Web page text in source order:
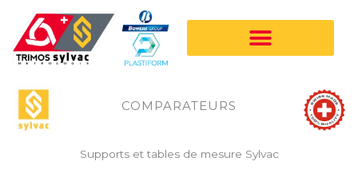
contenu
COMPARATEURS
Supports et tables de mesure Sylvac